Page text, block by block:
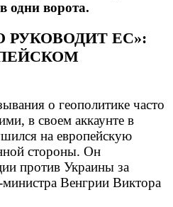
одни ворота.
РУКОВОДИТ ЕС»:
о геополитике часто
в своем аккаунте в
на европейскую
стороны. Он
против Украины за
Венгрии Виктора